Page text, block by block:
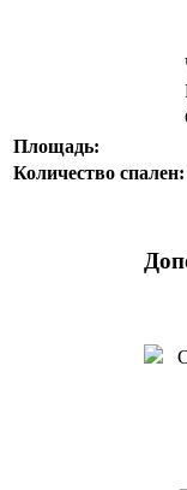
Площадь:
Количество спален: